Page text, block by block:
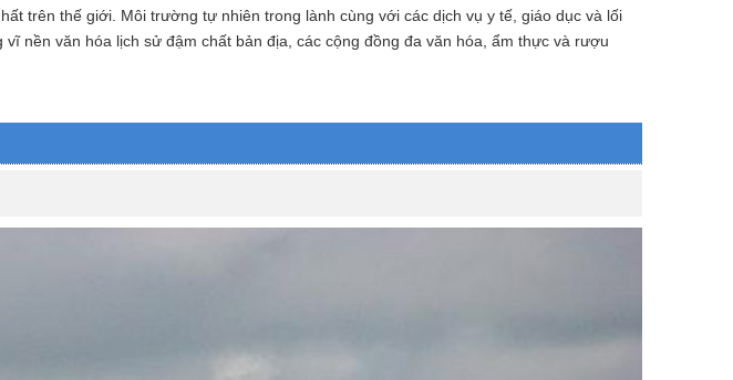
trên thế giới. Môi trường tự nhiên trong lành cùng với các dịch vụ y tế, giáo dục và lối
nền văn hóa lịch sử đậm chất bản địa, các cộng đồng đa văn hóa, ẩm thực và rượu